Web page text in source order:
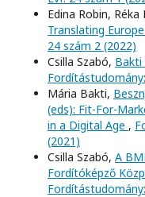
Edina Robin, Réka
Translating
24 szám 2 (2022)
Csilla Szabó, Bakti
Mária Bakti,
(eds): Fit-For-
in a Digital Age ,
(2021)
Csilla Szabó, A
Fordítóképző